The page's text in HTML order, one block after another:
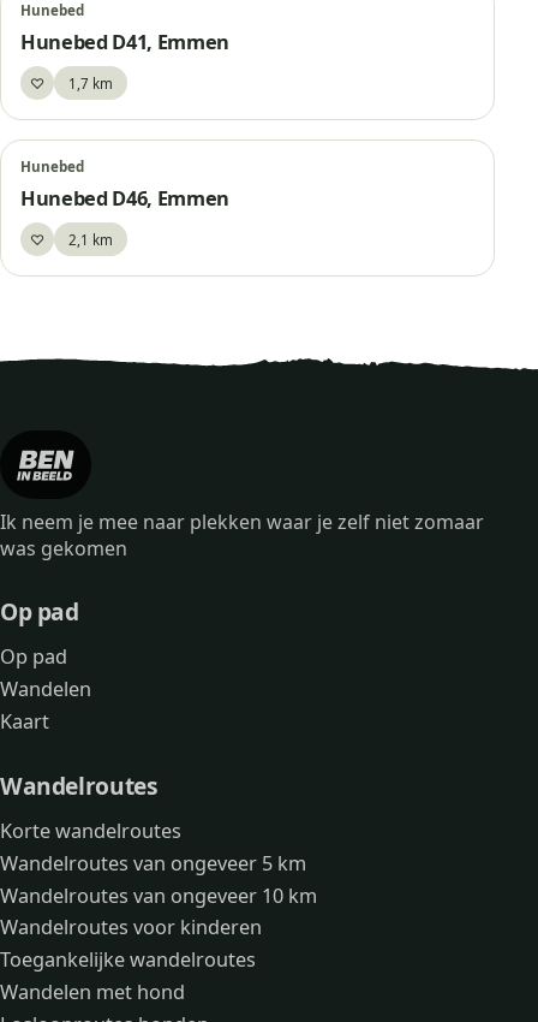
Hunebed
Hunebed D41, Emmen
♡Bewaar1,7 km
Hunebed
Hunebed D46, Emmen
♡Bewaar2,1 km
Ik neem je mee naar plekken waar je zelf niet zomaar
was gekomen
Op pad
Op pad
Wandelen
Kaart
Wandelroutes
Korte wandelroutes
Wandelroutes van ongeveer 5 km
Wandelroutes van ongeveer 10 km
Wandelroutes voor kinderen
Toegankelijke wandelroutes
Wandelen met hond